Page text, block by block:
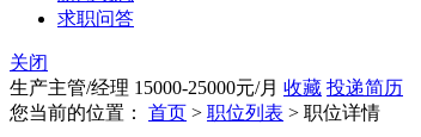
求职问答
关闭
生产主管/经理 15000-25000元/月 收藏 投递简历
您当前的位置： 首页 > 职位列表 > 职位详情